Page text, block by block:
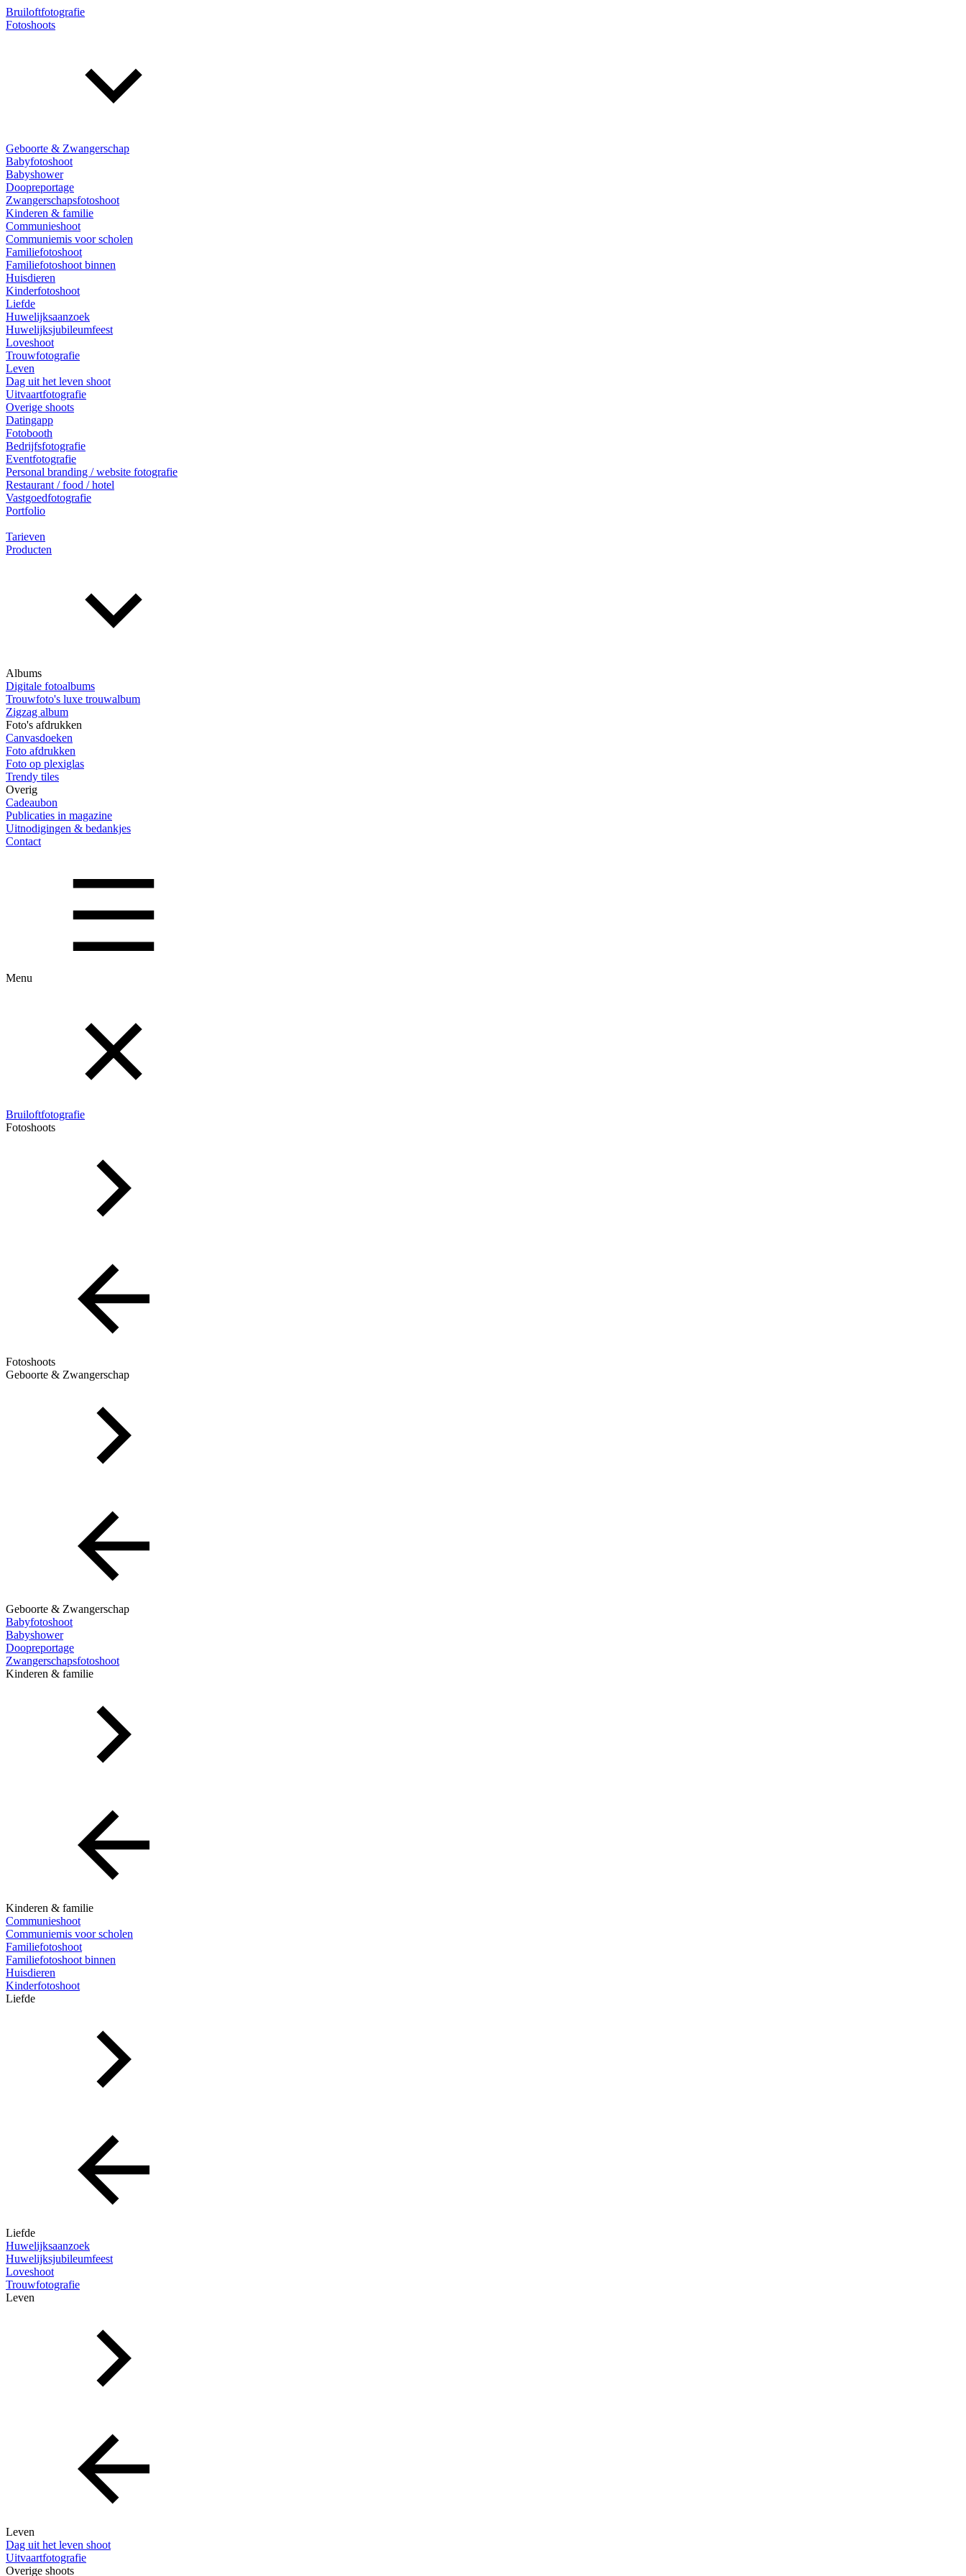
Bruiloftfotografie
Fotoshoots
Geboorte & Zwangerschap
Babyfotoshoot
Babyshower
Doopreportage
Zwangerschapsfotoshoot
Kinderen & familie
Communieshoot
Communiemis voor scholen
Familiefotoshoot
Familiefotoshoot binnen
Huisdieren
Kinderfotoshoot
Liefde
Huwelijksaanzoek
Huwelijksjubileumfeest
Loveshoot
Trouwfotografie
Leven
Dag uit het leven shoot
Uitvaartfotografie
Overige shoots
Datingapp
Fotobooth
Bedrijfsfotografie
Eventfotografie
Personal branding / website fotografie
Restaurant / food / hotel
Vastgoedfotografie
Portfolio
Tarieven
Producten
Albums
Digitale fotoalbums
Trouwfoto's luxe trouwalbum
Zigzag album
Foto's afdrukken
Canvasdoeken
Foto afdrukken
Foto op plexiglas
Trendy tiles
Overig
Cadeaubon
Publicaties in magazine
Uitnodigingen & bedankjes
Contact
Menu
Bruiloftfotografie
Fotoshoots
Fotoshoots
Geboorte & Zwangerschap
Geboorte & Zwangerschap
Babyfotoshoot
Babyshower
Doopreportage
Zwangerschapsfotoshoot
Kinderen & familie
Kinderen & familie
Communieshoot
Communiemis voor scholen
Familiefotoshoot
Familiefotoshoot binnen
Huisdieren
Kinderfotoshoot
Liefde
Liefde
Huwelijksaanzoek
Huwelijksjubileumfeest
Loveshoot
Trouwfotografie
Leven
Leven
Dag uit het leven shoot
Uitvaartfotografie
Overige shoots